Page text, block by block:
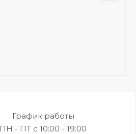
График работы
ПН - ПТ с 10:00 - 19:00